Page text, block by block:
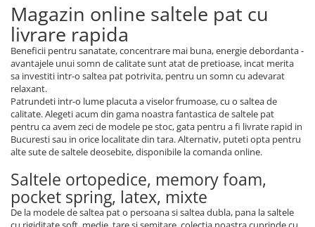
Magazin online saltele pat cu
livrare rapida
Beneficii pentru sanatate, concentrare mai buna, energie debordanta -
avantajele unui somn de calitate sunt atat de pretioase, incat merita
sa investiti intr-o saltea pat potrivita, pentru un somn cu adevarat
relaxant.
Patrundeti intr-o lume placuta a viselor frumoase, cu o saltea de
calitate. Alegeti acum din gama noastra fantastica de saltele pat
pentru ca avem zeci de modele pe stoc, gata pentru a fi livrate rapid in
Bucuresti sau in orice localitate din tara. Alternativ, puteti opta pentru
alte sute de saltele deosebite, disponibile la comanda online.
Saltele ortopedice, memory foam,
pocket spring, latex, mixte
De la modele de saltea pat o persoana si saltea dubla, pana la saltele